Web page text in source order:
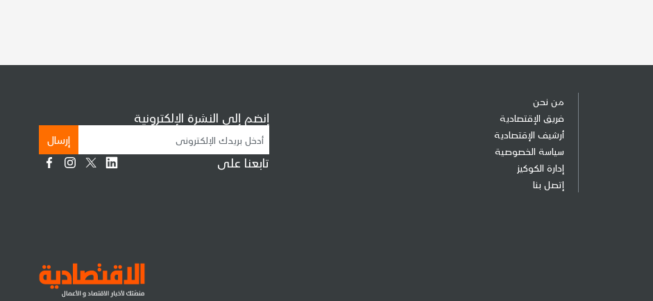
من نحن
فريق الإقتصادية
أرشيف الإقتصادية
سياسة الخصوصية
إدارة الكوكيز
إتصل بنا
إنضم إلى النشرة الإلكترونية
إرسال
تابعنا على